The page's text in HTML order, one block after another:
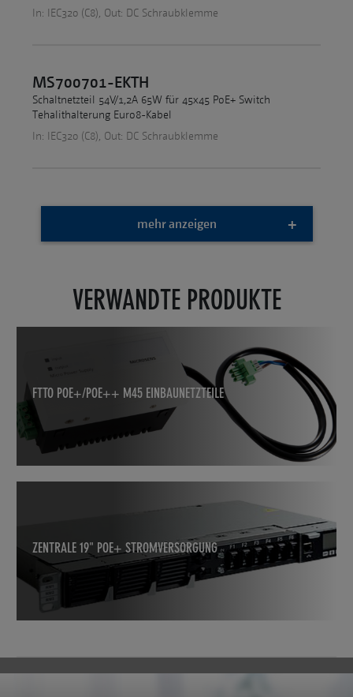
In: IEC320 (C8), Out: DC Schraubklemme
MS700701-EKTH
Schaltnetzteil 54V/1,2A 65W für 45x45 PoE+ Switch
Tehalithalterung Euro8-Kabel
In: IEC320 (C8), Out: DC Schraubklemme
mehr anzeigen
VERWANDTE PRODUKTE
FTTO POE+/POE++ M45 EINBAUNETZTEILE
ZENTRALE 19" POE+ STROMVERSORGUNG